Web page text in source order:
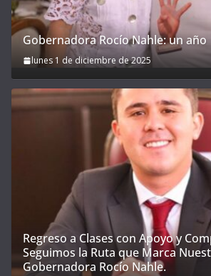
Gobernadora Rocío Nahle: un año
lunes 1 de diciembre de 2025
Regreso a Clases con Apoyo y
Seguimos la Ruta que Marca
Gobernadora Rocío Nahle.